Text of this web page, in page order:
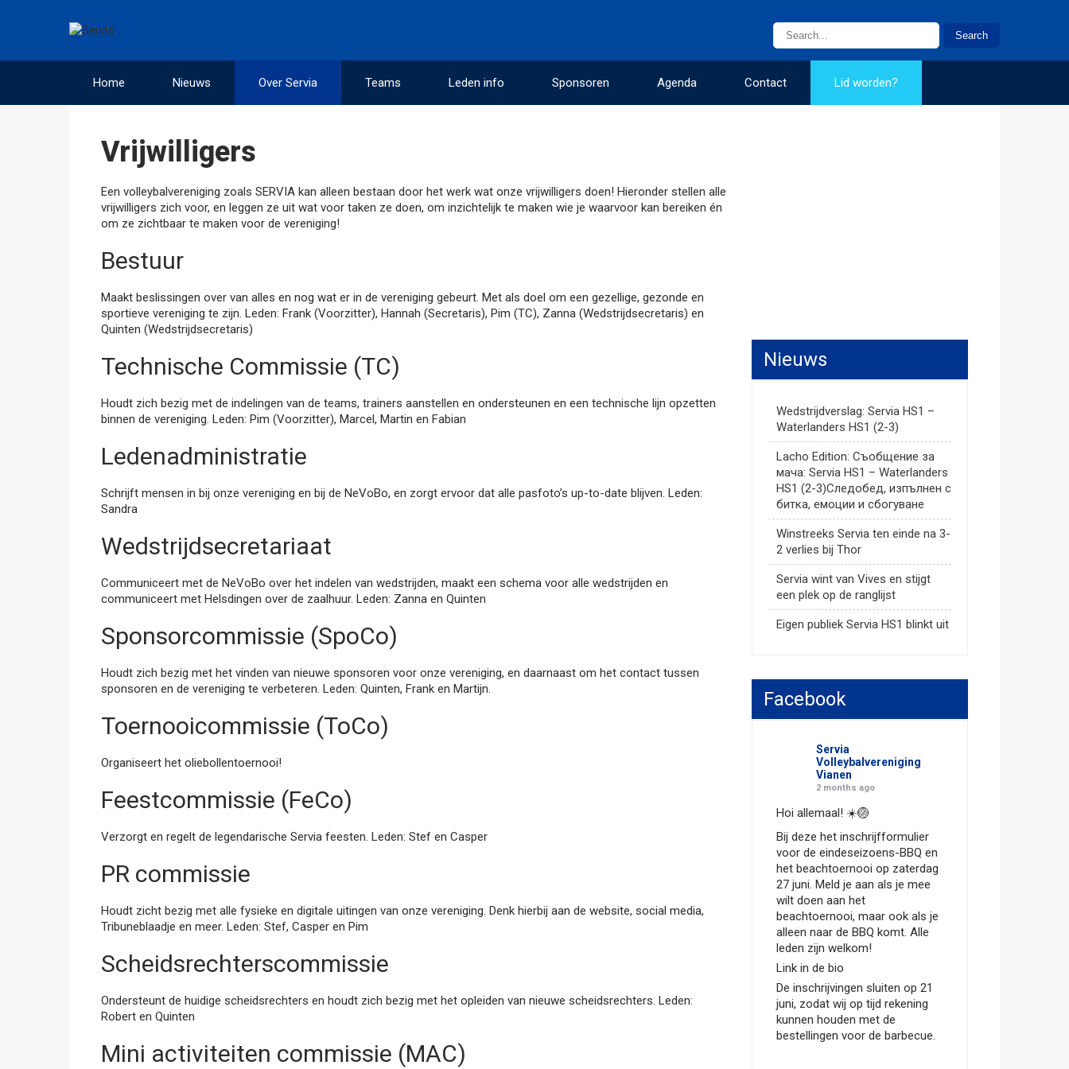
Home Nieuws Over Servia Teams Leden info Sponsoren Agenda Contact Lid worden?
Vrijwilligers
Een volleybalvereniging zoals SERVIA kan alleen bestaan door het werk wat onze vrijwilligers doen! Hieronder stellen alle
vrijwilligers zich voor, en leggen ze uit wat voor taken ze doen, om inzichtelijk te maken wie je waarvoor kan bereiken én
om ze zichtbaar te maken voor de vereniging!
Bestuur
Maakt beslissingen over van alles en nog wat er in de vereniging gebeurt. Met als doel om een gezellige, gezonde en
sportieve vereniging te zijn. Leden: Frank (Voorzitter), Hannah (Secretaris), Pim (TC), Zanna (Wedstrijdsecretaris) en
Quinten (Wedstrijdsecretaris)
Technische Commissie (TC)
Houdt zich bezig met de indelingen van de teams, trainers aanstellen en ondersteunen en een technische lijn opzetten
binnen de vereniging. Leden: Pim (Voorzitter), Marcel, Martin en Fabian
Ledenadministratie
Schrijft mensen in bij onze vereniging en bij de NeVoBo, en zorgt ervoor dat alle pasfoto’s up-to-date blijven. Leden:
Sandra
Wedstrijdsecretariaat
Communiceert met de NeVoBo over het indelen van wedstrijden, maakt een schema voor alle wedstrijden en
communiceert met Helsdingen over de zaalhuur. Leden: Zanna en Quinten
Sponsorcommissie (SpoCo)
Houdt zich bezig met het vinden van nieuwe sponsoren voor onze vereniging, en daarnaast om het contact tussen
sponsoren en de vereniging te verbeteren. Leden: Quinten, Frank en Martijn.
Toernooicommissie (ToCo)
Organiseert het oliebollentoernooi!
Feestcommissie (FeCo)
Verzorgt en regelt de legendarische Servia feesten. Leden: Stef en Casper
PR commissie
Houdt zicht bezig met alle fysieke en digitale uitingen van onze vereniging. Denk hierbij aan de website, social media,
Tribuneblaadje en meer. Leden: Stef, Casper en Pim
Scheidsrechterscommissie
Ondersteunt de huidige scheidsrechters en houdt zich bezig met het opleiden van nieuwe scheidsrechters. Leden:
Robert en Quinten
Mini activiteiten commissie (MAC)
Nieuws
Wedstrijdverslag: Servia HS1 –
Waterlanders HS1 (2-3)
Lacho Edition: Съобщение за
мача: Servia HS1 – Waterlanders
HS1 (2-3)Следобед, изпълнен с
битка, емоции и сбогуване
Winstreeks Servia ten einde na 3-
2 verlies bij Thor
Servia wint van Vives en stijgt
een plek op de ranglijst
Eigen publiek Servia HS1 blinkt uit
Facebook
Servia
Volleybalvereniging
Vianen
2 months ago
Hoi allemaal! ☀️🏐
Bij deze het inschrijfformulier
voor de eindeseizoens-BBQ en
het beachtoernooi op zaterdag
27 juni. Meld je aan als je mee
wilt doen aan het
beachtoernooi, maar ook als je
alleen naar de BBQ komt. Alle
leden zijn welkom!
Link in de bio
De inschrijvingen sluiten op 21
juni, zodat wij op tijd rekening
kunnen houden met de
bestellingen voor de barbecue.